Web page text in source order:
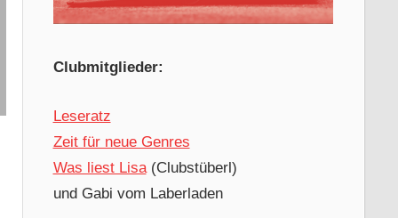
Clubmitglieder:
Leseratz
Zeit für neue Genres
Was liest Lisa(Clubstüberl)
und Gabi vom Laberladen